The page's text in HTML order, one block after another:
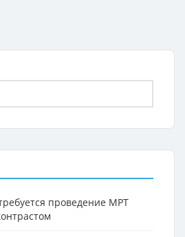
проведение МРТ